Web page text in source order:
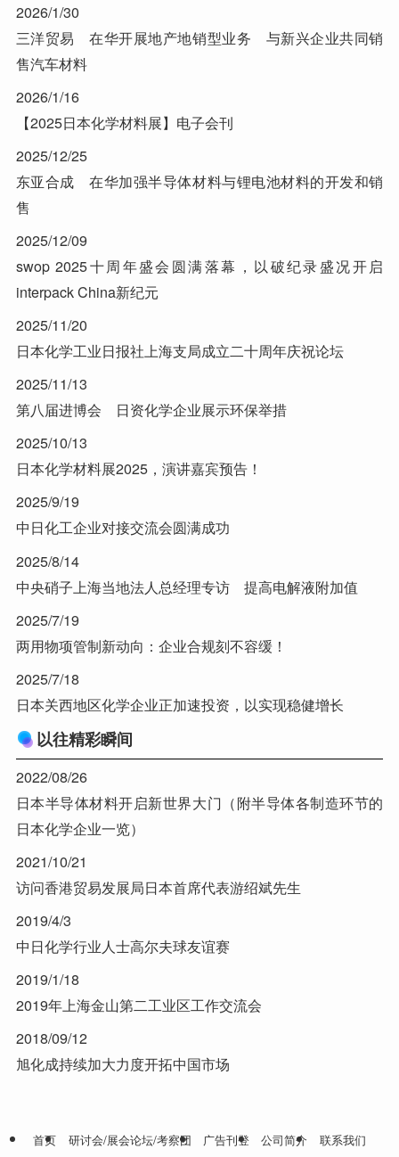
2026/1/30
三洋贸易 在华开展地产地销型业务 与新兴企业共同销
售汽车材料
2026/1/16
【2025日本化学材料展】电子会刊
2025/12/25
东亚合成 在华加强半导体材料与锂电池材料的开发和销
售
2025/12/09
swop 2025十周年盛会圆满落幕，以破纪录盛况开启
interpack China新纪元
2025/11/20
日本化学工业日报社上海支局成立二十周年庆祝论坛
2025/11/13
第八届进博会 日资化学企业展示环保举措
2025/10/13
日本化学材料展2025，演讲嘉宾预告！
2025/9/19
中日化工企业对接交流会圆满成功
2025/8/14
中央硝子上海当地法人总经理专访 提高电解液附加值
2025/7/19
两用物项管制新动向：企业合规刻不容缓！
2025/7/18
日本关西地区化学企业正加速投资，以实现稳健增长
以往精彩瞬间
2022/08/26
日本半导体材料开启新世界大门（附半导体各制造环节的
日本化学企业一览）
2021/10/21
访问香港贸易发展局日本首席代表游绍斌先生
2019/4/3
中日化学行业人士高尔夫球友谊赛
2019/1/18
2019年上海金山第二工业区工作交流会
2018/09/12
旭化成持续加大力度开拓中国市场
首页 研讨会/展会论坛/考察团 广告刊登 公司简介
联系我们